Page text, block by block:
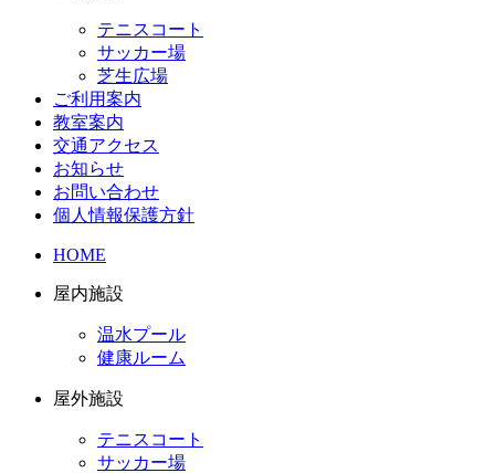
テニスコート
サッカー場
芝生広場
ご利用案内
教室案内
交通アクセス
お知らせ
お問い合わせ
個人情報保護方針
HOME
屋内施設
温水プール
健康ルーム
屋外施設
テニスコート
サッカー場